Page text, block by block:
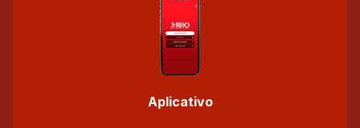
Aplicativo